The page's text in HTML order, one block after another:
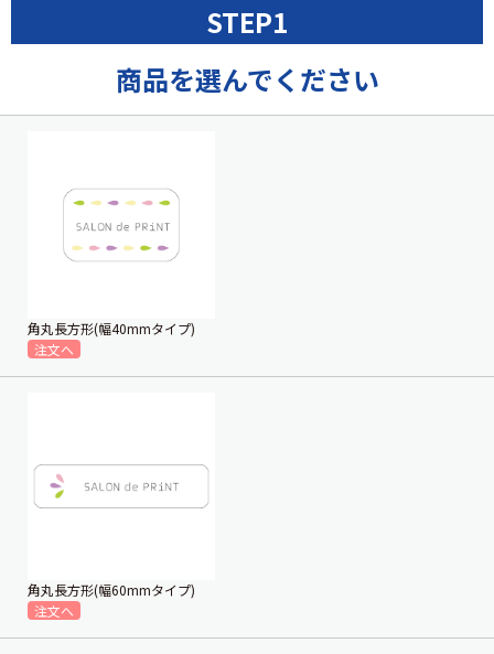
STEP1
商品を選んでください
角丸長方形(幅40mmタイプ)
角丸長方形(幅60mmタイプ)